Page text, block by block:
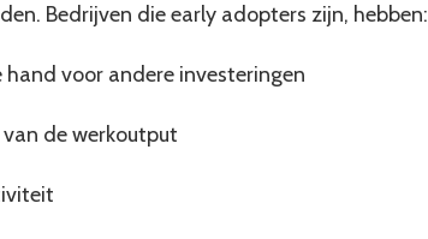
Bedrijven die early adopters zijn, hebben:
hand voor andere investeringen
de werkoutput